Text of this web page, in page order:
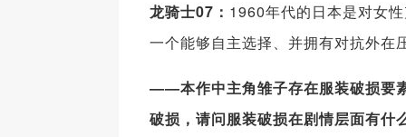
龙骑士07： 1960年代的日本是对女
一个能够自主选择、并拥有对抗外在
——本作中主角雏子存在服装破损要
破损，请问服装破损在剧情层面有什